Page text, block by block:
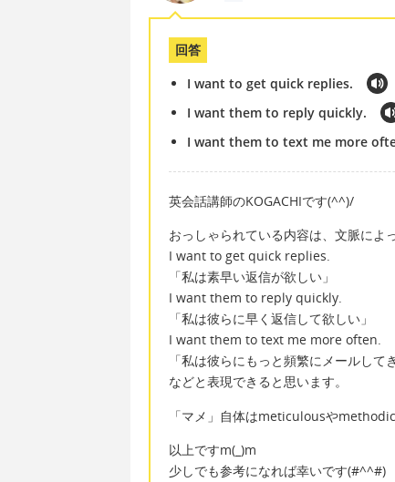
回答
I want to get quick replies.
I want them to reply quickly.
I want them to text me more
英会話講師のKOGACHIです(^^)/
おっしゃられている内容は、文脈によ
I want to get quick replies.
「私は素早い返信が欲しい」
I want them to reply quickly.
「私は彼らに早く返信して欲しい」
I want them to text me more often.
「私は彼らにもっと頻繁にメールして
などと表現できると思います。
「マメ」自体はmeticulousや
以上ですm(_)m
少しでも参考になれば幸いです(#^^#)